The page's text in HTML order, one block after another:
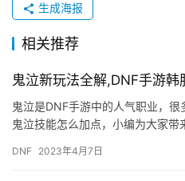
生成海报
相关推荐
鬼泣新玩法全解,DNF手游
鬼泣是DNF手游中的人气职业，
鬼泣技能怎么加点，小编为大家
DNF 2023年4月7日